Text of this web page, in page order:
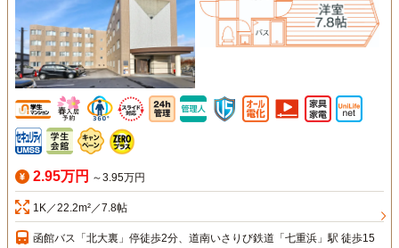
2.95万円 ～3.95万円
1K／22.2m²／7.8帖
函館バス「北大裏」停徒歩2分、道南いさりび鉄道「七重浜」駅 徒歩15